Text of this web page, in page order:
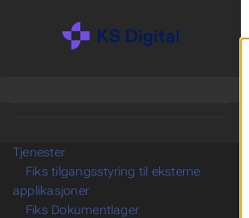
Tjenester
Fiks tilgangsstyring til eksterne
applikasjoner
Fiks Dokumentlager